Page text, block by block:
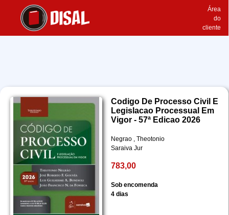
Área
do
cliente
Codigo De Processo Civil E
Legislacao Processual Em
Vigor - 57ª Edicao 2026
Negrao , Theotonio
Saraiva Jur
783,00
Sob encomenda
4 dias